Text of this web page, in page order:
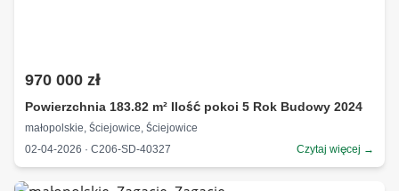
970 000 zł
Powierzchnia 183.82 m² Ilość pokoi 5 Rok Budowy 2024
małopolskie, Ściejowice, Ściejowice
02-04-2026 · C206-SD-40327
Czytaj więcej →